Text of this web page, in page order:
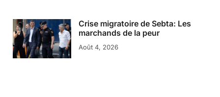
Crise migratoire de Sebta: Les
marchands de la peur
Août 4, 2026